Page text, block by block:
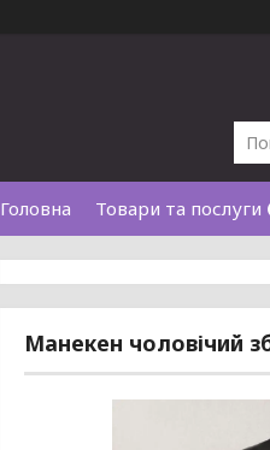
Головна Товари та послуги
Манекен чоловічий